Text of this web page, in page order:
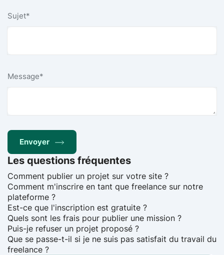
Sujet*
Message*
Envoyer
Les questions fréquentes
Comment publier un projet sur votre site ?
Comment m'inscrire en tant que freelance sur notre
plateforme ?
Est-ce que l'inscription est gratuite ?
Quels sont les frais pour publier une mission ?
Puis-je refuser un projet proposé ?
Que se passe-t-il si je ne suis pas satisfait du travail du
freelance ?